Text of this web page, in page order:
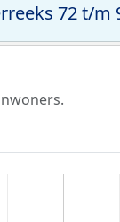
72 t/m